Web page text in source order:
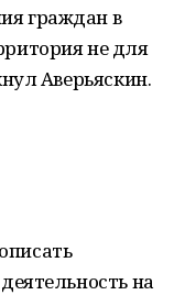
граждан в
не для
Аверьяскин.
на